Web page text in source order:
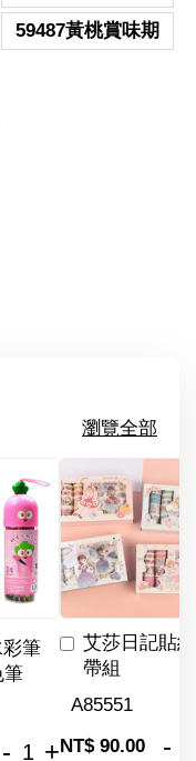
59487黃桃賞味期
瀏覽全部
筆
筆
- +
艾莎日記貼
帶組
NT$ 90.00
-